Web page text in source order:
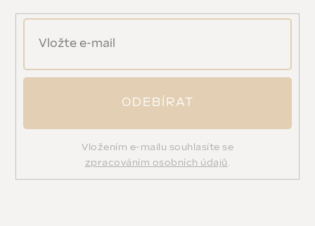
ODEBÍRAT
zpracováním osobních údajů.